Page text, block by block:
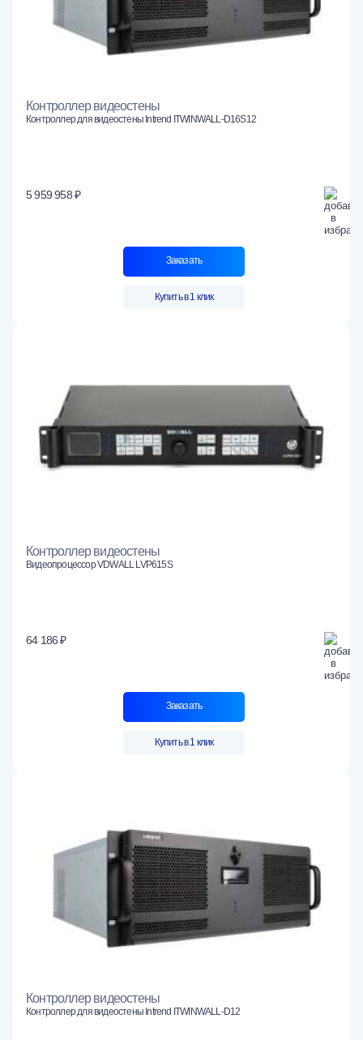
Контроллер видеостены
Контроллер для видеостены Intrend ITWINWALL-D16S12
5 959 958 ₽
Заказать
Купить в 1 клик
Контроллер видеостены
Видеопроцессор VDWALL LVP615S
64 186 ₽
Заказать
Купить в 1 клик
Контроллер видеостены
Контроллер для видеостены Intrend ITWINWALL-D12